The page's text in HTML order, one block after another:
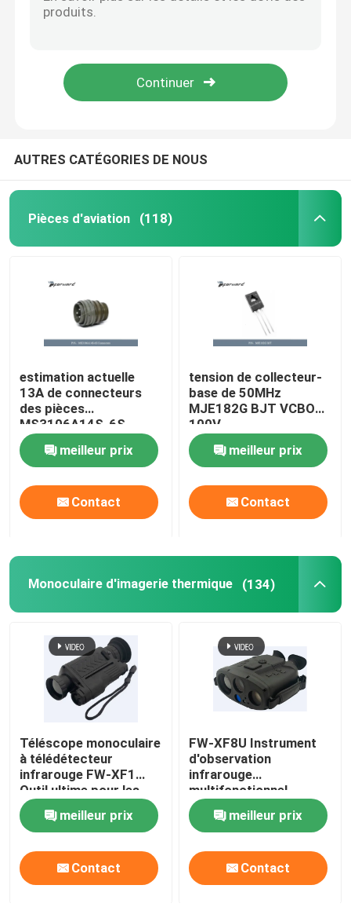
Module de télémètre de laser
Système de caméra de PTZ
Enregistreur des forces de l'ordre
Moteur sans brosse électrique de C.C
Pièces de CJ-6 Avation
Systèmes anti-drones
Outils de maintenance des aéronefs
AUTRES CATÉGORIES DE NOUS
Pièces d'aviation (118)
estimation actuelle
13A de connecteurs
des pièces
MS3106A14S-6S
d'aviation de la position
13A 6 meilleur prix
Contact
tension de collecteur-
base de 50MHz
MJE182G BJT VCBO
100V
meilleur prix
Contact
Monoculaire d'imagerie thermique (134)
Téléscope monoculaire
à télédétecteur
infrarouge FW-XF1
Outil ultime pour les
amateurs de plein air 5
heures de batterie
meilleur prix
Contact
FW-XF8U Instrument
d'observation
infrarouge
multifonctionnel
meilleur prix
Contact